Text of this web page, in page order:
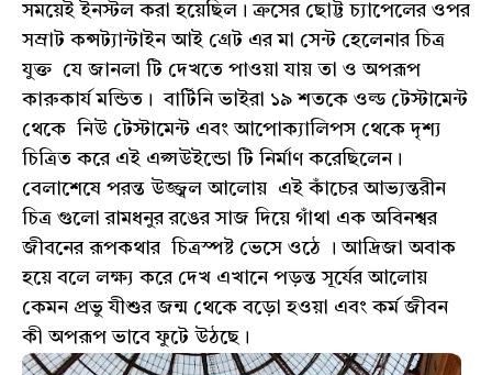
সময়েই ইনস্টল করা হয়েছিল। ক্রসের ছোট্ট চ্যাপেলের ওপর
সম্রাট কন্সট্যান্টাইন আই গ্রেট এর মা সেন্ট হেলেনার চিত্র
যুক্ত যে জানলা টি দেখতে পাওয়া যায় তা ও অপরূপ
কারুকার্য মন্ডিত। বার্টিনি ভাইরা ১৯ শতকে ওল্ড টেস্টামেন্ট
থেকে নিউ টেস্টামেন্ট এবং আপোক্যালিপস থেকে দৃশ্য
চিত্রিত করে এই এপ্সউইন্ডো টি নির্মাণ করেছিলেন।
বেলাশেষে পরন্ত উজ্জ্বল আলোয় এই কাঁচের আভ্যন্তরীন
চিত্র গুলো রামধনুর রঙের সাজ দিয়ে গাঁথা এক অবিনশ্বর
জীবনের রূপকথার চিত্রস্পষ্ট ভেসে ওঠে । আদ্রিজা অবাক
হয়ে বলে লক্ষ্য করে দেখ এখানে পড়ন্ত সূর্যের আলোয়
কেমন প্রভু যীশুর জন্ম থেকে বড়ো হওয়া এবং কর্ম জীবন
কী অপরূপ ভাবে ফুটে উঠছে।